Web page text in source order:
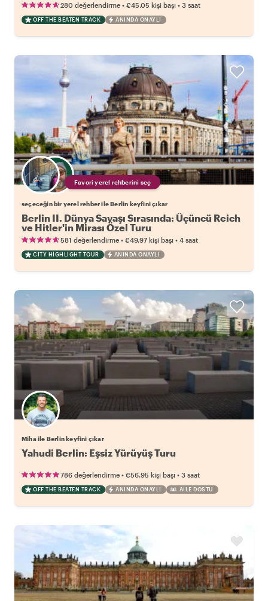
280 değerlendirme • €45.05 kişi başı • 3 saat
OFF THE BEATEN TRACK ANINDA ONAYLI
Favori yerel rehberini seç
seçeceğin bir yerel rehber ile Berlin keyfini çıkar
Berlin II. Dünya Savaşı Sırasında: Üçüncü Reich
ve Hitler'in Mirası Özel Turu
581 değerlendirme • €49.97 kişi başı • 4 saat
CITY HIGHLIGHT TOUR ANINDA ONAYLI
Miha ile Berlin keyfini çıkar
Yahudi Berlin: Eşsiz Yürüyüş Turu
786 değerlendirme • €56.95 kişi başı • 3 saat
OFF THE BEATEN TRACK ANINDA ONAYLI AILE DOSTU